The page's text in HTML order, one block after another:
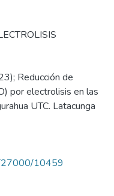
Reducción de
por electrolisis en las
UTC. Latacunga
27000/10459